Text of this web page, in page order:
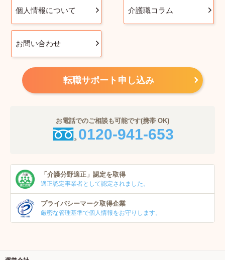
個人情報について 介護職コラム
お問い合わせ
転職サポート申し込み
お電話でのご相談も可能です(携帯 OK)
0120-941-653
「介護分野適正」 認定を取得
適正認定事業者として認定されました。
プライバシーマーク取得企業
厳密な管理基準で個人情報をお守りします。